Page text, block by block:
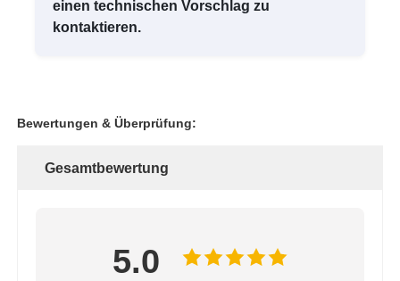
einen technischen Vorschlag zu
kontaktieren.
Bewertungen & Überprüfung:
Gesamtbewertung
5.0